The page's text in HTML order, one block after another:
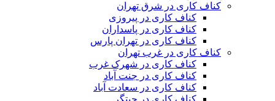
کناف کاری در شرق تهران
کناف کاری در پیروزی
کناف کاری در پاسداران
کناف کاری در تهران پارس
کناف کاری در غرب تهران
کناف کاری در شهرک غرب
کناف کاری در جنت آباد
کناف کاری در سعادت آباد
کناف کاری در چیتگر